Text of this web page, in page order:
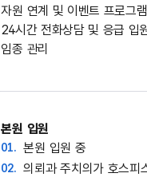
자원 연계 및 이벤트 프로그
24시간 전화상담 및 응급 입
임종 관리
본원 입원
본원 입원 중
의뢰과 주치의가 호스피